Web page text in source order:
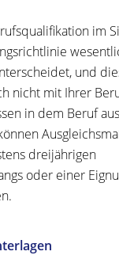
im
und
nicht mit Ihrer
in dem Beruf
dreijährigen
oder einer